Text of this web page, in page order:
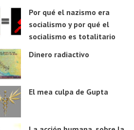
Por qué el nazismo era
socialismo y por qué el
socialismo es totalitario
Dinero radiactivo
El mea culpa de Gupta